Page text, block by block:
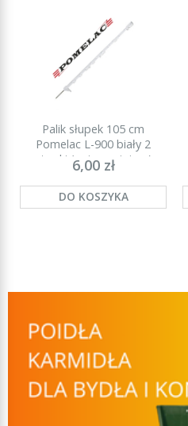
Palik słupek 105 cm
Pomelac L-900 biały 2
stopki (najmocniejszy)
6,00 zł
DO KOSZYKA